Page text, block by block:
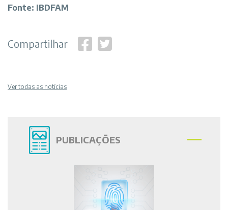
Fonte: IBDFAM
Compartilhar
Ver todas as notícias
PUBLICAÇÕES